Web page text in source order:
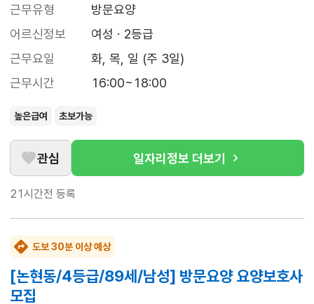
근무유형
방문요양
어르신정보
여성 · 2등급
근무요일
화, 목, 일 (주 3일)
근무시간
16:00~18:00
높은급여 초보가능
관심 일자리정보 더보기
21시간전 등록
도보 30분 이상 예상
[논현동/4등급/89세/남성] 방문요양 요양보호사
모집